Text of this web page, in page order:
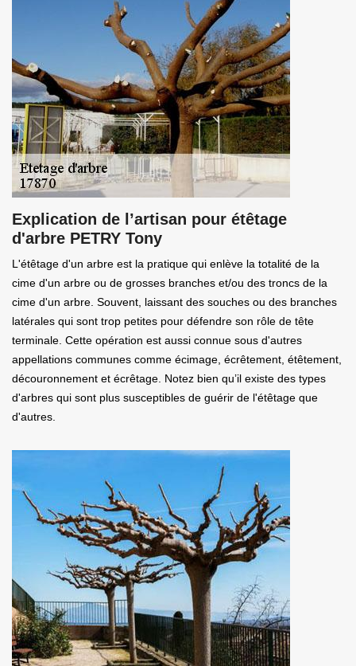
Explication de l’artisan pour étêtage
d'arbre PETRY Tony
L'étêtage d'un arbre est la pratique qui enlève la totalité de la
cime d'un arbre ou de grosses branches et/ou des troncs de la
cime d'un arbre. Souvent, laissant des souches ou des branches
latérales qui sont trop petites pour défendre son rôle de tête
terminale. Cette opération est aussi connue sous d'autres
appellations communes comme écimage, écrêtement, étêtement,
découronnement et écrêtage. Notez bien qu’il existe des types
d'arbres qui sont plus susceptibles de guérir de l'étêtage que
d'autres.